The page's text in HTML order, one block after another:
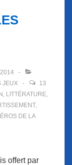
JEUX
13
, LITTÉRATURE,
,
DE LA
offert par